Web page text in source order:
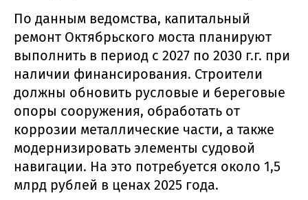
По данным ведомства, капитальный
ремонт Октябрьского моста планируют
выполнить в период с 2027 по 2030 г.г. при
наличии финансирования. Строители
должны обновить русловые и береговые
опоры сооружения, обработать от
коррозии металлические части, а также
модернизировать элементы судовой
навигации. На это потребуется около 1,5
млрд рублей в ценах 2025 года.